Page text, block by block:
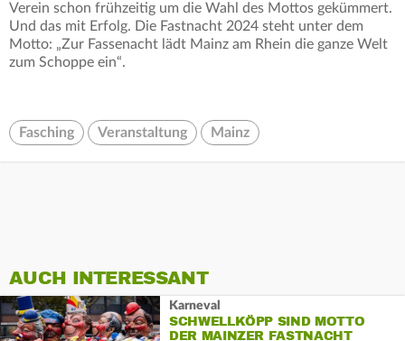
Verein schon frühzeitig um die Wahl des Mottos gekümmert.
Und das mit Erfolg. Die Fastnacht 2024 steht unter dem
Motto: „Zur Fassenacht lädt Mainz am Rhein die ganze Welt
zum Schoppe ein“.
Fasching Veranstaltung Mainz
AUCH INTERESSANT
Karneval
SCHWELLKÖPP SIND MOTTO
DER MAINZER FASTNACHT